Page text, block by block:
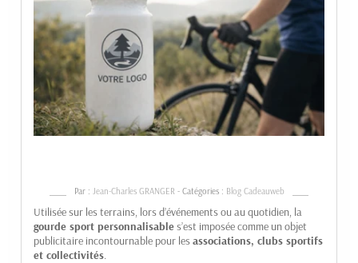
Par : Jean-Charles GRANGER- Catégories : Blog Cadeauweb
Utilisée sur les terrains, lors d’événements ou au quotidien, la
gourde sport personnalisable s’est imposée comme un objet
publicitaire incontournable pour lesassociations, clubs sportifs
et collectivités.